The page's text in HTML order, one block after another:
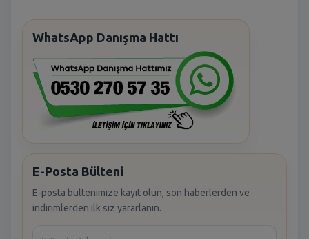
WhatsApp Danışma Hattı
E-Posta Bülteni
E-posta bültenimize kayıt olun, son haberlerden ve
indirimlerden ilk siz yararlanın.